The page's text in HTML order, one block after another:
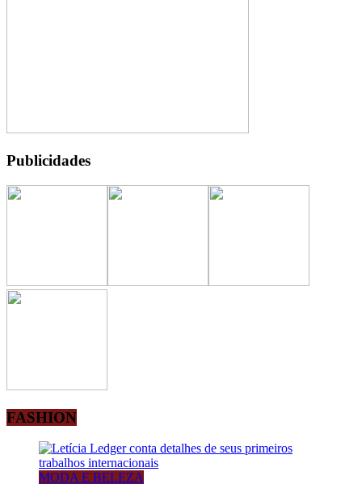
Publicidades
FASHION
MODA E BELEZA